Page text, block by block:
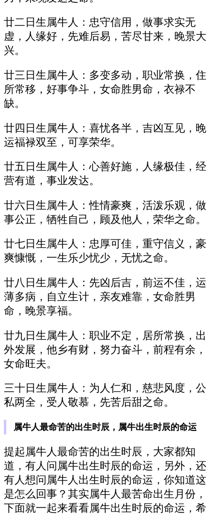
廿二日生属牛人：忠守信用，做事求实无
虚，人缘好，先难后易，苦尽甘来，晚景大
兴。
廿三日生属牛人：多变多动，职业常换，住
所常移，好事争斗，女命胜男命，衣禄不
缺。
廿四日生属牛人：喜忧各半，吉凶互见，晚
运福禄双至，可享荣华。
廿五日生属牛人：心善好施，人缘极佳，经
营有道，事业发达。
廿六日生属牛人：性情豪爽，活泼乐观，做
事公正，牺牲自己，顾及他人，荣华之命。
廿七日生属牛人：忠厚可佳，重守信义，豪
爽慷慨，一生乐少忧少，无忧之命。
廿八日生属牛人：先凶后吉，前运不佳，运
薄多病，自立生计，亲友难靠，女命胜男
命，晚景享福。
廿九日生属牛人：职业不定，居所常换，出
外发展，他乡有财，努力奋斗，前程有余，
女命旺夫。
三十日生属牛人：为人仁和，慈悲风度，公
私两全，受人敬慕，先苦后甜之命。
属牛人最命苦的出生时辰，属牛出生时辰的命运
提起属牛人最命苦的出生时辰，大家都知
道，有人问属牛出生时辰的命运，另外，还
有人想问属牛人出生时辰的命运，你知道这
是怎么回事？其实属牛人最苦命出生月份，
下面就一起来看看属牛出生时辰的命运，希